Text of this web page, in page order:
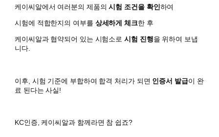
​케이씨알에서 여러분의 제품의시험 조건을 확인 하여
시험에 적합한지의 여부를 상세하게 체크한 후
케이씨알과 협약되어 있는 시험소로시험 진행을 위하여 보냅
니다.
이후, 시험 기준에 부합하여 합격 처리가 되면 인증서 발급이 완
료 된다는 사실!
KC인증, 케이씨알과 함께라면 참 쉽죠?